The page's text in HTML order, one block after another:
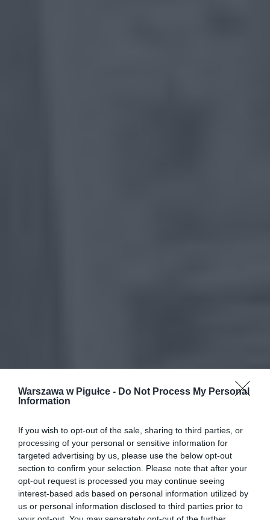
Warszawa w Pigułce - Do Not Process My Personal
Information
If you wish to opt-out of the sale, sharing to third parties, or
processing of your personal or sensitive information for
targeted advertising by us, please use the below opt-out
section to confirm your selection. Please note that after your
opt-out request is processed you may continue seeing
interest-based ads based on personal information utilized by
us or personal information disclosed to third parties prior to